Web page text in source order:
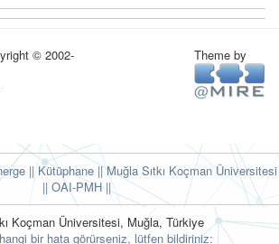
© 2002-
Theme by
|| Kütüphane || Muğla Sıtkı Koçman Üniversitesi
|| OAI-PMH ||
Koçman Üniversitesi, Muğla, Türkiye
bir hata görürseniz, lütfen bildiriniz: